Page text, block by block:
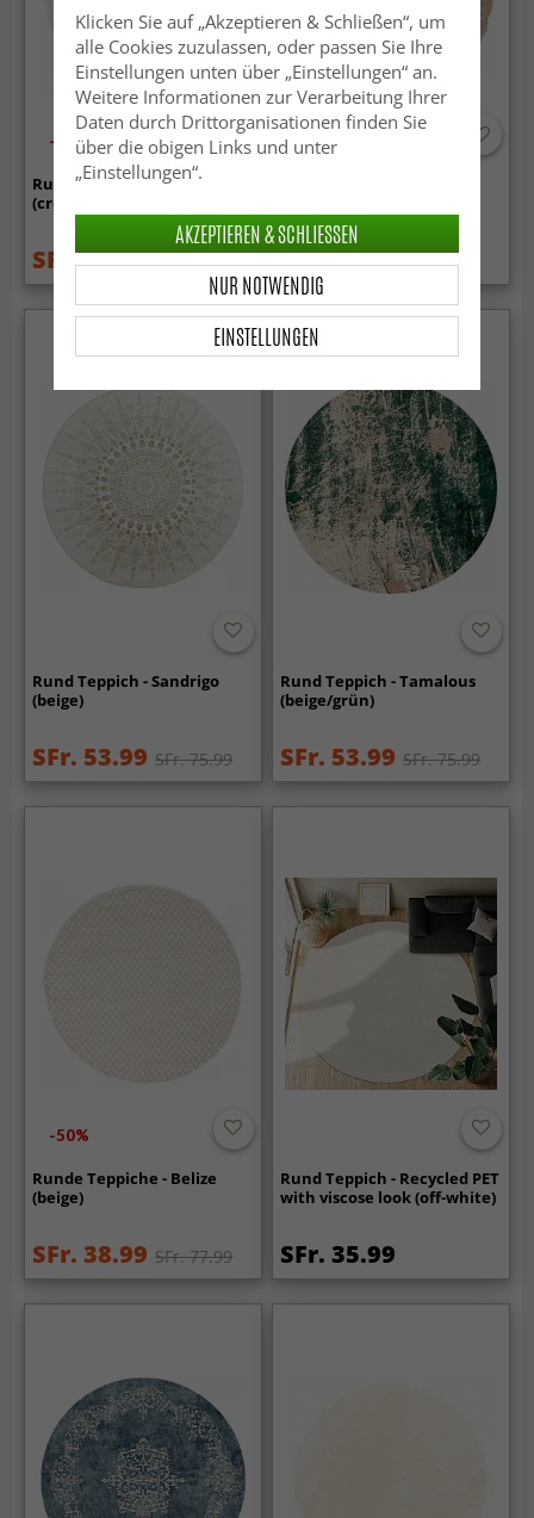
-50%
Runde Teppiche - Avalon
(cream)
SFr. 42.99 SFr. 84.99 SFr. 66.99
Rund Teppich - Sandrigo
(beige)
SFr. 53.99 SFr. 75.99
Rund Teppich - Tamalous
(beige/grün)
SFr. 53.99 SFr. 75.99
-50%
Runde Teppiche - Belize
(beige)
SFr. 38.99 SFr. 77.99
Rund Teppich - Recycled PET
with viscose look (off-white)
SFr. 35.99
Klicken Sie auf „Akzeptieren & Schließen“, um
alle Cookies zuzulassen, oder passen Sie Ihre
Einstellungen unten über „Einstellungen“ an.
Weitere Informationen zur Verarbeitung Ihrer
Daten durch Drittorganisationen finden Sie
über die obigen Links und unter
„Einstellungen“.
EINSTELLUNGEN
NUR NOTWENDIG
AKZEPTIEREN & SCHLIESSEN